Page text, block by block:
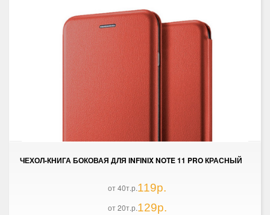
ЧЕХОЛ-КНИГА БОКОВАЯ ДЛЯ INFINIX NOTE 11 PRO КРАСНЫЙ
от 40т.р.119р.
от 20т.р.129р.